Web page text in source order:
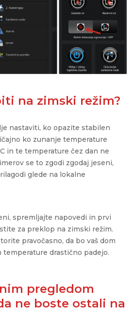
na zimski režim?
nastaviti, ko opazite stabilen
ko zunanje temperature
in te temperature čez dan ne
se to zgodi zgodaj jeseni,
glede na lokalne
spremljajte napovedi in prvi
za preklop na zimski režim.
pravočasno, da bo vaš dom
drastično padejo.
pregledom
ne boste ostali na